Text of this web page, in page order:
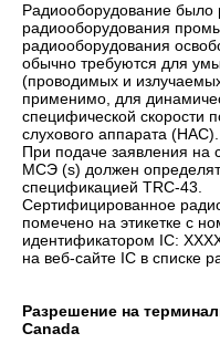
Радиооборудование было
радиооборудования
радиооборудования
обычно требуются для
(проводимых и
применимо, для
специфической скорости
слухового аппарата (HAC).
При подаче заявления на
МСЭ (s) должен
спецификацией TRC-43.
Сертифицированное
помечено на этикетке с
идентификатором IC:
на веб-сайте IC в списке
Разрешение на
Canada